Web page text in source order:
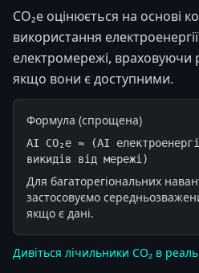
CO₂e оцінюється на основі
використання
електромережі, враховуючи
якщо вони є доступними.
Формула (спрощена)
AI CO₂e ≈ (AI
викидів від мережі)
Для багаторегіональних
застосовуємо
якщо є дані.
Дивіться лічильники CO₂ в